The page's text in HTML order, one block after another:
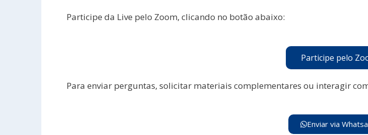
Participe da Live pelo Zoom, clicando no botão abaixo:
Participe pelo
Para enviar perguntas, solicitar materiais complementares ou interagir
Enviar via